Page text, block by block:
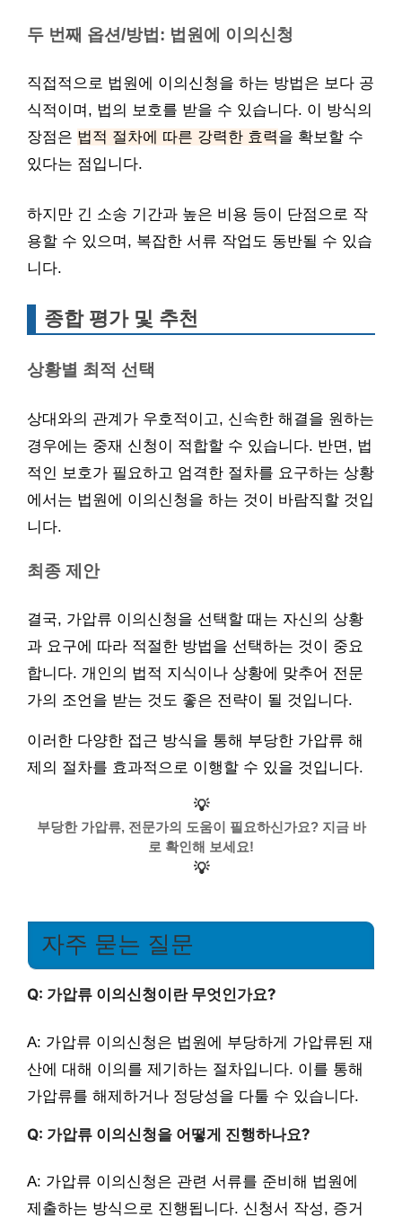
두 번째 옵션/방법: 법원에 이의신청
직접적으로 법원에 이의신청을 하는 방법은 보다 공
식적이며, 법의 보호를 받을 수 있습니다. 이 방식의
장점은 법적 절차에 따른 강력한 효력을 확보할 수
있다는 점입니다.
하지만 긴 소송 기간과 높은 비용 등이 단점으로 작
용할 수 있으며, 복잡한 서류 작업도 동반될 수 있습
니다.
종합 평가 및 추천
상황별 최적 선택
상대와의 관계가 우호적이고, 신속한 해결을 원하는
경우에는 중재 신청이 적합할 수 있습니다. 반면, 법
적인 보호가 필요하고 엄격한 절차를 요구하는 상황
에서는 법원에 이의신청을 하는 것이 바람직할 것입
니다.
최종 제안
결국, 가압류 이의신청을 선택할 때는 자신의 상황
과 요구에 따라 적절한 방법을 선택하는 것이 중요
합니다. 개인의 법적 지식이나 상황에 맞추어 전문
가의 조언을 받는 것도 좋은 전략이 될 것입니다.
이러한 다양한 접근 방식을 통해 부당한 가압류 해
제의 절차를 효과적으로 이행할 수 있을 것입니다.
💡
부당한 가압류, 전문가의 도움이 필요하신가요? 지금 바
로 확인해 보세요!
💡
자주 묻는 질문
Q: 가압류 이의신청이란 무엇인가요?
A: 가압류 이의신청은 법원에 부당하게 가압류된 재
산에 대해 이의를 제기하는 절차입니다. 이를 통해
가압류를 해제하거나 정당성을 다툴 수 있습니다.
Q: 가압류 이의신청을 어떻게 진행하나요?
A: 가압류 이의신청은 관련 서류를 준비해 법원에
제출하는 방식으로 진행됩니다. 신청서 작성, 증거